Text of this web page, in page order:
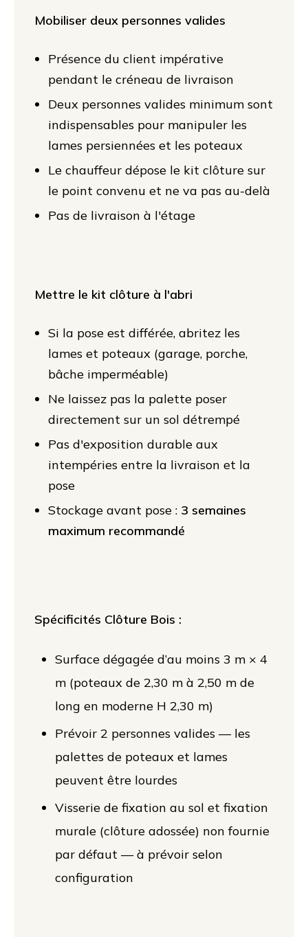
Mobiliser deux personnes valides
Présence du client impérative
pendant le créneau de livraison
Deux personnes valides minimum sont
indispensables pour manipuler les
lames persiennées et les poteaux
Le chauffeur dépose le kit clôture sur
le point convenu et ne va pas au-delà
Pas de livraison à l'étage
Mettre le kit clôture à l'abri
Si la pose est différée, abritez les
lames et poteaux (garage, porche,
bâche imperméable)
Ne laissez pas la palette poser
directement sur un sol détrempé
Pas d'exposition durable aux
intempéries entre la livraison et la
pose
Stockage avant pose : 3 semaines
maximum recommandé
Spécificités Clôture Bois :
Surface dégagée d’au moins 3 m × 4
m (poteaux de 2,30 m à 2,50 m de
long en moderne H 2,30 m)
Prévoir 2 personnes valides — les
palettes de poteaux et lames
peuvent être lourdes
Visserie de fixation au sol et fixation
murale (clôture adossée) non fournie
par défaut — à prévoir selon
configuration